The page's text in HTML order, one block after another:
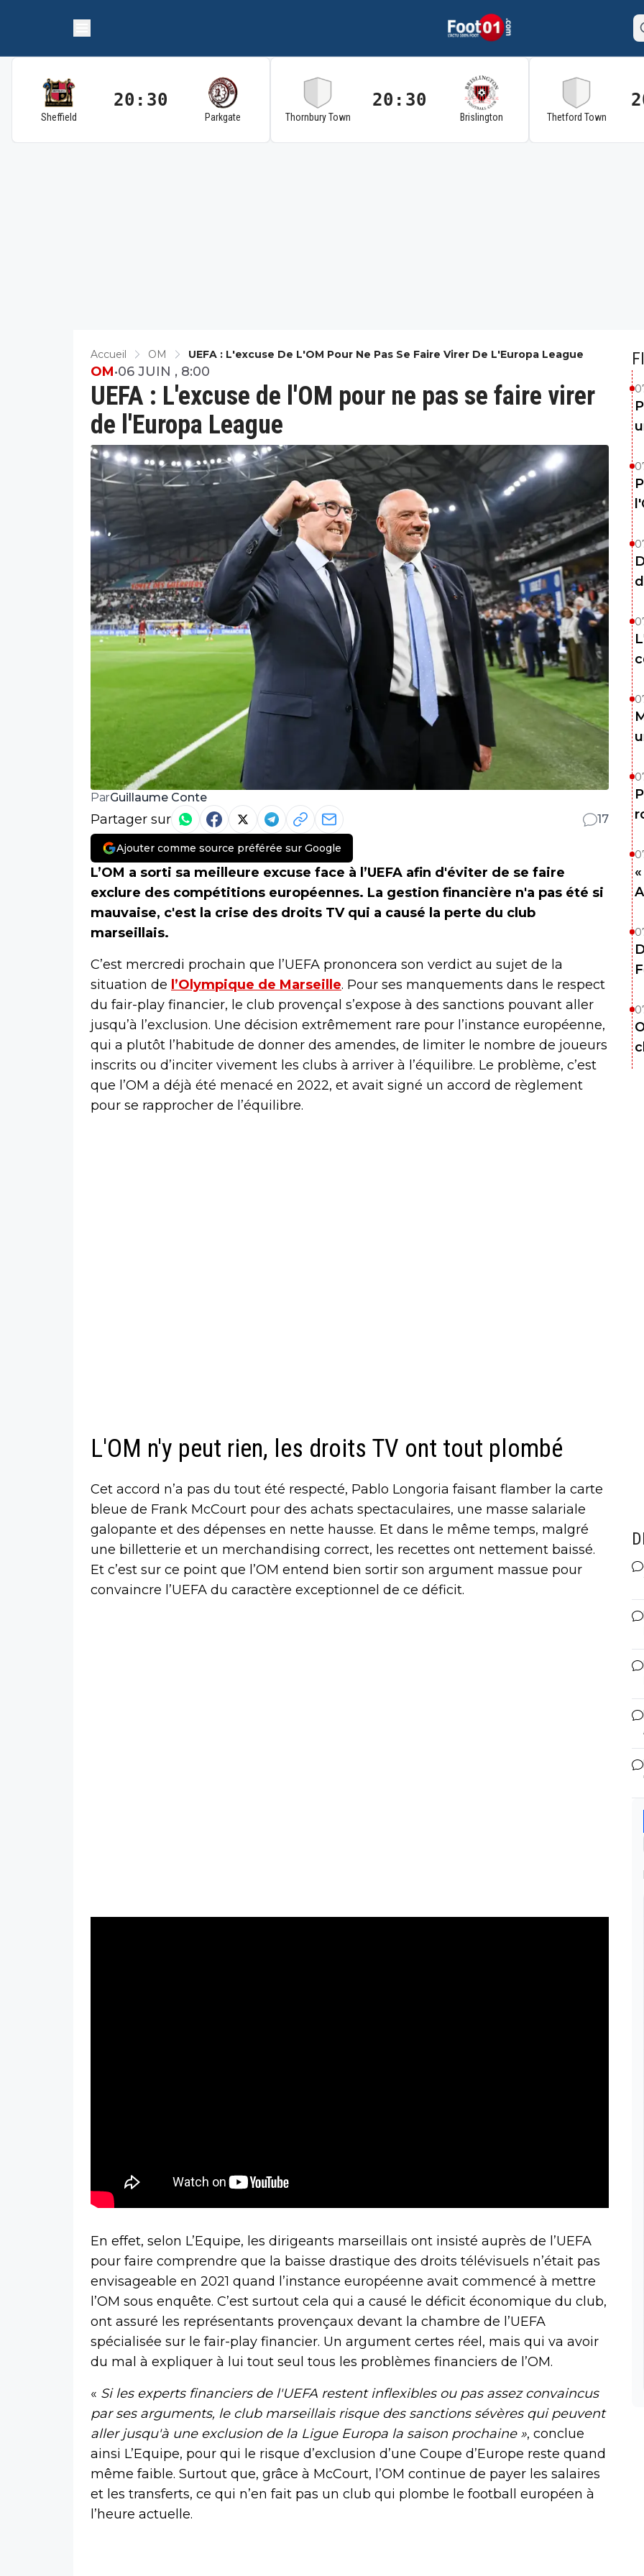
Sheffield
20:30
Parkgate Thornbury Town
20:30
Brislington Thetford Town
Accueil OM UEFA : L'excuse De L'OM Pour Ne Pas Se Faire Virer De L'Europa League
UEFA : L'excuse de l'OM pour ne pas se faire virer
de l'Europa League
OM•06 JUIN , 8:00
ParGuillaume Conte
Partager sur 17
Ajouter comme source préférée sur Google
L’OM a sorti sa meilleure excuse face à l’UEFA afin d'éviter de se faire
exclure des compétitions européennes. La gestion financière n'a pas été si
mauvaise, c'est la crise des droits TV qui a causé la perte du club
marseillais.
C’est mercredi prochain que l’UEFA prononcera son verdict au sujet de la
situation de l’Olympique de Marseille. Pour ses manquements dans le respect
du fair-play financier, le club provençal s’expose à des sanctions pouvant aller
jusqu’à l’exclusion. Une décision extrêmement rare pour l’instance européenne,
qui a plutôt l’habitude de donner des amendes, de limiter le nombre de joueurs
inscrits ou d’inciter vivement les clubs à arriver à l’équilibre. Le problème, c’est
que l’OM a déjà été menacé en 2022, et avait signé un accord de règlement
pour se rapprocher de l’équilibre.
L'OM n'y peut rien, les droits TV ont tout plombé
Cet accord n’a pas du tout été respecté, Pablo Longoria faisant flamber la carte
bleue de Frank McCourt pour des achats spectaculaires, une masse salariale
galopante et des dépenses en nette hausse. Et dans le même temps, malgré
une billetterie et un merchandising correct, les recettes ont nettement baissé.
Et c’est sur ce point que l’OM entend bien sortir son argument massue pour
convaincre l’UEFA du caractère exceptionnel de ce déficit.
En effet, selon L’Equipe, les dirigeants marseillais ont insisté auprès de l’UEFA
pour faire comprendre que la baisse drastique des droits télévisuels n’était pas
envisageable en 2021 quand l’instance européenne avait commencé à mettre
l’OM sous enquête. C’est surtout cela qui a causé le déficit économique du club,
ont assuré les représentants provençaux devant la chambre de l’UEFA
spécialisée sur le fair-play financier. Un argument certes réel, mais qui va avoir
du mal à expliquer à lui tout seul tous les problèmes financiers de l’OM.
« Si les experts financiers de l'UEFA restent inflexibles ou pas assez convaincus
par ses arguments, le club marseillais risque des sanctions sévères qui peuvent
aller jusqu'à une exclusion de la Ligue Europa la saison prochaine », conclue
ainsi L’Equipe, pour qui le risque d’exclusion d’une Coupe d’Europe reste quand
même faible. Surtout que, grâce à McCourt, l’OM continue de payer les salaires
et les transferts, ce qui n’en fait pas un club qui plombe le football européen à
l’heure actuelle.